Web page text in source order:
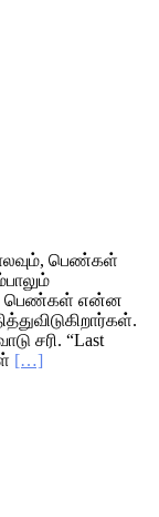
பெண்கள்
பெண்கள் என்ன
சரி. “Last
[…]